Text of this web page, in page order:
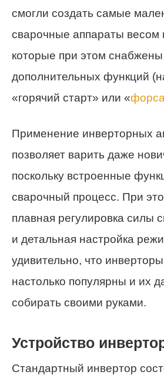
смогли создать самые
сварочные аппараты весом
которые при этом
дополнительных функций
«горячий старт» или «
Применение инверторных
позволяет варить даже
поскольку встроенные
сварочный процесс. При
плавная регулировка силы
и детальная настройка
удивительно, что
настолько популярны и их
собирать своими руками.
Устройство
Стандартный инвертор